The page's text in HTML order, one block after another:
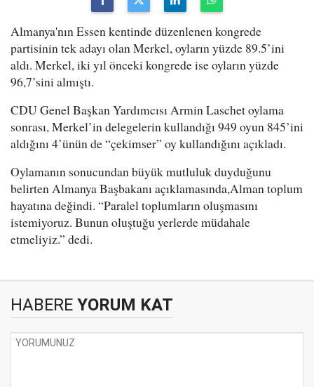
Almanya'nın Essen kentinde düzenlenen kongrede
partisinin tek adayı olan Merkel, oyların yüzde 89.5’ini
aldı. Merkel, iki yıl önceki kongrede ise oyların yüzde
96,7’sini almıştı.
CDU Genel Başkan Yardımcısı Armin Laschet oylama
sonrası, Merkel’in delegelerin kullandığı 949 oyun 845’ini
aldığını 4’ünün de “çekimser” oy kullandığını açıkladı.
Oylamanın sonucundan büyük mutluluk duyduğunu
belirten Almanya Başbakanı açıklamasında,Alman toplum
hayatına değindi. “Paralel toplumların oluşmasını
istemiyoruz. Bunun oluştuğu yerlerde müdahale
etmeliyiz.” dedi.
HABERE YORUM KAT